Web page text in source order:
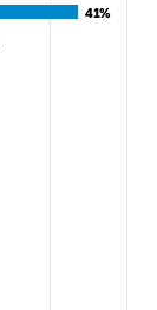
41%
41%